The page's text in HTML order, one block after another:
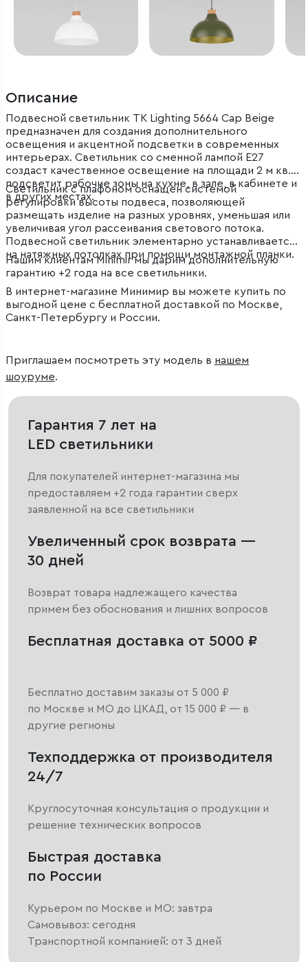
Описание
Подвесной светильник TK Lighting 5664 Cap Beige
предназначен для создания дополнительного
освещения и акцентной подсветки в современных
интерьерах. Светильник со сменной лампой E27
создаст качественное освещение на площади 2 м кв. и
подсветит рабочие зоны на кухне, в зале, в кабинете и
в других местах.
Светильник с плафоном оснащен системой
регулировки высоты подвеса, позволяющей
размещать изделие на разных уровнях, уменьшая или
увеличивая угол рассеивания светового потока.
Подвесной светильник элементарно устанавливается
на натяжных потолках при помощи монтажной планки.
Нашим клиентам Minimir мы дарим дополнительную
гарантию +2 года на все светильники.
В интернет-магазине Минимир вы можете купить по
выгодной цене с бесплатной доставкой по Москве,
Санкт-Петербургу и России.
Приглашаем посмотреть эту модель в нашем
шоуруме.
Гарантия 7 лет на
LED светильники
Для покупателей интернет-магазина мы
предоставляем +2 года гарантии сверх
заявленной на все светильники
Увеличенный срок возврата —
30 дней
Возврат товара надлежащего качества
примем без обоснования и лишних вопросов
Бесплатная доставка от 5000 ₽
Бесплатно доставим заказы от 5 000 ₽
по Москве и МО до ЦКАД, от 15 000 ₽ — в
другие регионы
Техподдержка от производителя
24/7
Круглосуточная консультация о продукции и
решение технических вопросов
Быстрая доставка
по России
Курьером по Москве и МО: завтра
Самовывоз: сегодня
Транспортной компанией: от 3 дней